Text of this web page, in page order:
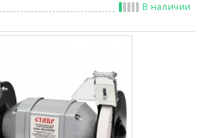
В наличии